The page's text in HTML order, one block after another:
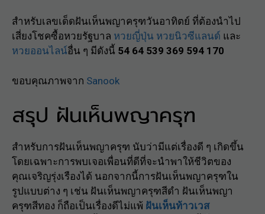
สำหรับเลขเด็ดฝันเห็นพญาครุฑวันอาทิตย์ ที่ต้องนำไป
เสี่ยงโชคซื้อหวยรัฐบาล หวยญี่ปุ่น หวยนิวซีแลนด์ และ
หวยออนไลน์อื่น ๆ มีดังนี้ 54 64 539 369 594 170
ขอบคุณภาพจาก Sanook
สรุป ฝันเห็นพญาครุฑ
สำหรับการฝันเห็นพญาครุฑ นับว่ามีแต่เรื่องดี ๆ เกิดขึ้น
โดยเฉพาะการพบเจอเพื่อนที่ดีที่จะนำพาให้ชีวิตของ
คุณเจริญรุ่งเรืองได้ นอกจากนี้การฝันเห็นพญาครุฑใน
รูปแบบต่าง ๆ เช่น ฝันเห็นพญาครุฑสีดำ ฝันเห็นพญา
ครุฑสีทอง ก็ถือเป็นเรื่องดีไม่แพ้ ฝันเห็นท้าวเวส